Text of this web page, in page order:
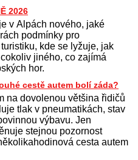
2026
v Alpách nového, jaké
podmínky pro
kde se lyžuje, jak
jiného, co zajímá
hor.
cestě autem bolí záda?
na dovolenou většina řidičů
tlak v pneumatikách, stav
výbavu. Jen
stejnou pozornost
cesta autem